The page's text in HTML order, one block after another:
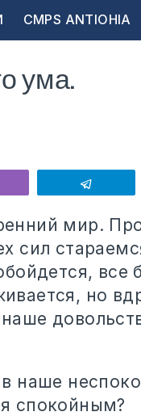
CMPS ANTIOHIA
ума.
мир.
сил
все
но
наше
спокойным?